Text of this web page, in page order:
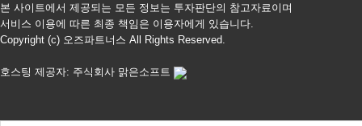
본 사이트에서 제공되는 모든 정보는 투자판단의 참고자료이며
서비스 이용에 따른 최종 책임은 이용자에게 있습니다.
Copyright (c) 오즈파트너스 All Rights Reserved.
호스팅 제공자: 주식회사 맑은소프트